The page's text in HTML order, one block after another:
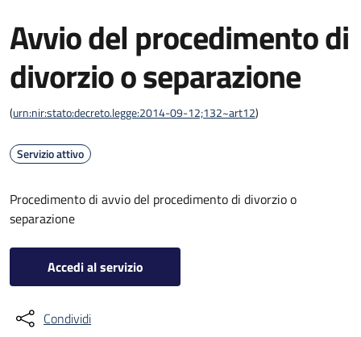
Avvio del procedimento di
divorzio o separazione
(urn:nir:stato:decreto.legge:2014-09-12;132~art12)
Servizio attivo
Procedimento di avvio del procedimento di divorzio o
separazione
Accedi al servizio
Condividi